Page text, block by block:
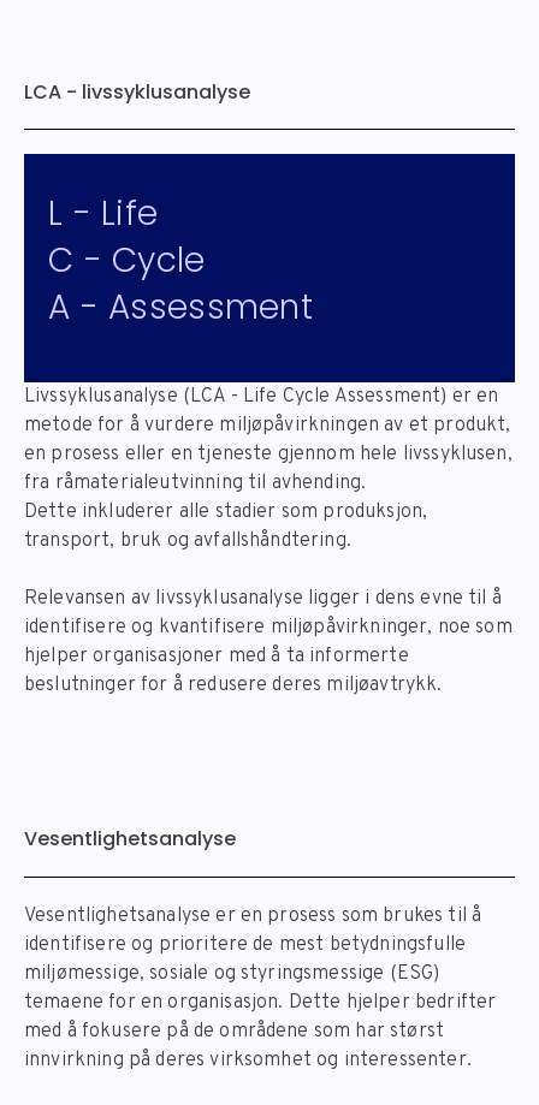
LCA - livssyklusanalyse
L - Life
C - Cycle
A - Assessment
Livssyklusanalyse (LCA - Life Cycle Assessment) er en
metode for å vurdere miljøpåvirkningen av et produkt,
en prosess eller en tjeneste gjennom hele livssyklusen,
fra råmaterialeutvinning til avhending.
Dette inkluderer alle stadier som produksjon,
transport, bruk og avfallshåndtering.
Relevansen av livssyklusanalyse ligger i dens evne til å
identifisere og kvantifisere miljøpåvirkninger, noe som
hjelper organisasjoner med å ta informerte
beslutninger for å redusere deres miljøavtrykk.
Vesentlighetsanalyse
Vesentlighetsanalyse er en prosess som brukes til å
identifisere og prioritere de mest betydningsfulle
miljømessige, sosiale og styringsmessige (ESG)
temaene for en organisasjon. Dette hjelper bedrifter
med å fokusere på de områdene som har størst
innvirkning på deres virksomhet og interessenter.